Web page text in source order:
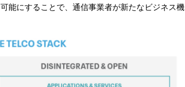
能にすることで、通信事業者が新たなビジネス機